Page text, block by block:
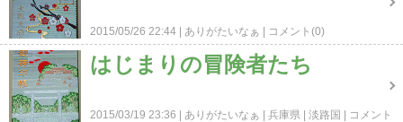
2015/05/26 22:44 ありがたいなぁ コメント(0)
はじまりの冒険者たち
2015/03/19 23:36 ありがたいなぁ 兵庫県 淡路国
コメント